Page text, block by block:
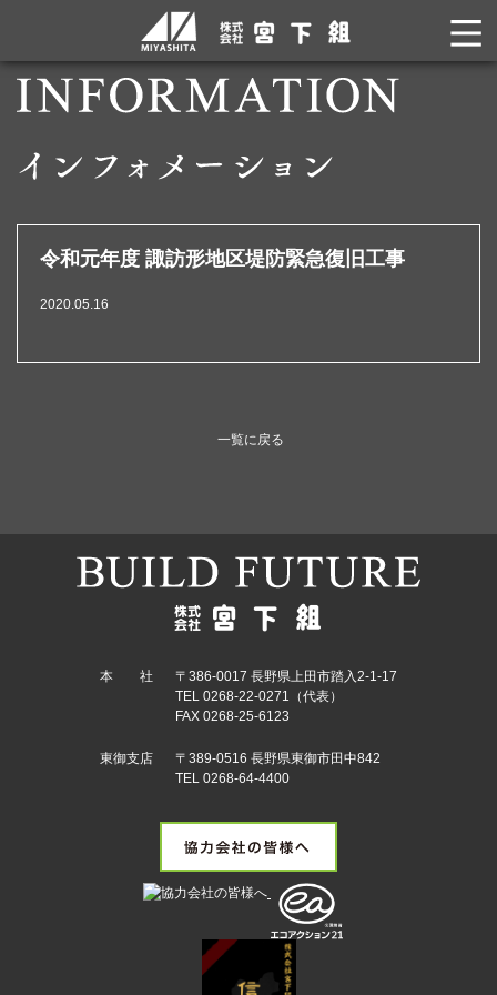
令和元年度 諏訪形地区堤防緊急復旧工事
2020.05.16
一覧に戻る
本 社
〒386-0017 長野県上田市踏入2-1-17
TEL 0268-22-0271（代表）
FAX 0268-25-6123
東御支店
〒389-0516 長野県東御市田中842
TEL 0268-64-4400